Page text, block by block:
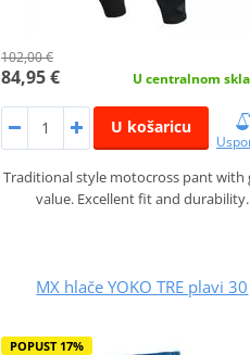
102,00 €
84,95 € U centralnom
U košaricu
Traditional style motocross pant with
value. Excellent fit and durability.
MX hlače YOKO TRE plavi 30
POPUST 17%